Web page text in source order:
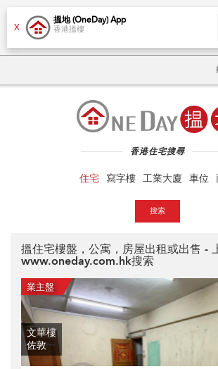
X
搵地 (OneDay) App
香港搵樓
香港住宅搜尋
住宅 寫字樓 工業大廈 車位
搜索
搵住宅樓盤，公寓，房屋出租或出售 -
www.oneday.com.hk搜索
文華樓
佐敦